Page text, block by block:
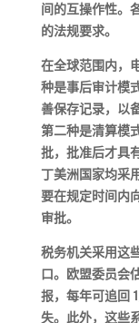
间的互操作性。
的法规要求。
在全球范围内，
种是事后审计模
善保存记录，以
第二种是清算模
批，批准后才具
丁美洲国家均采
要在规定时间内
审批。
税务机关采用这
口。欧盟委员会
报，每年可追回
失。此外，这些